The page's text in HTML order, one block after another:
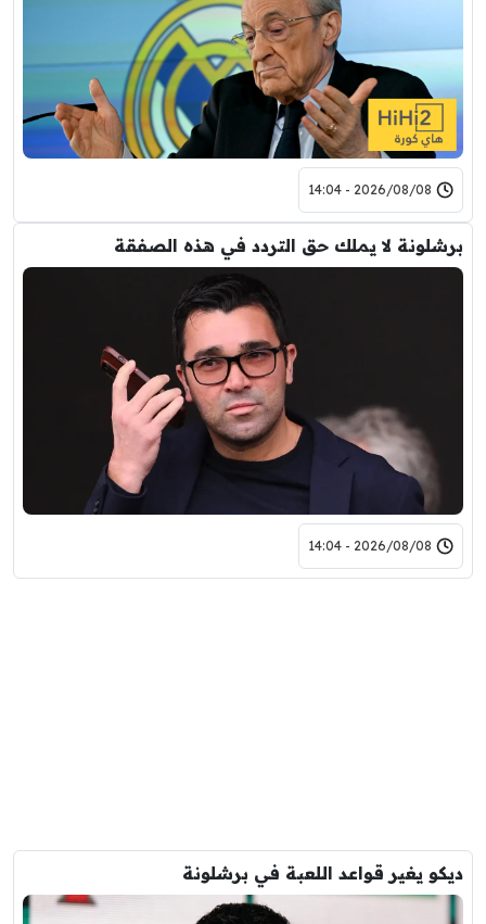
2026/08/08 - 14:04
برشلونة لا يملك حق التردد في هذه الصفقة
2026/08/08 - 14:04
ديكو يغير قواعد اللعبة في برشلونة